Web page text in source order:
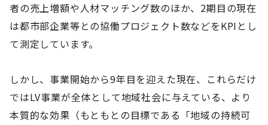
者の売上増額や人材マッチング数のほか、2期目の現在
は都市部企業等との協働プロジェクト数などをKPIとし
て測定しています。
しかし、事業開始から9年目を迎えた現在、これらだけ
ではLV事業が全体として地域社会に与えている、より
本質的な効果（もともとの目標である「地域の持続可